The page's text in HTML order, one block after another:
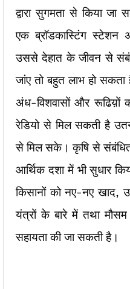
द्वारा सुगमता से किया
एक ब्रॉडकास्टिंग
उससे देहात के जीवन से
जांए तो बहुत लाभ हो
अंध-विशवासों और रूढिय़ों
रेडियो से मिल सकती है
से मिल सके। कृषि से संबंधित
आर्थिक दशा में भी सुधार
किसानों को नए-नए खाद,
यंत्रों के बारे में तथा मौसम
सहायता की जा सकती है।